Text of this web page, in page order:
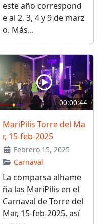
este año correspond
e al 2, 3, 4 y 9 de marz
o. Más...
00:00:44
MariPilis Torre del Ma
r, 15-feb-2025
Febrero 15, 2025
Carnaval
La comparsa alhame
ña las MariPilis en el
Carnaval de Torre del
Mar, 15-feb-2025, así